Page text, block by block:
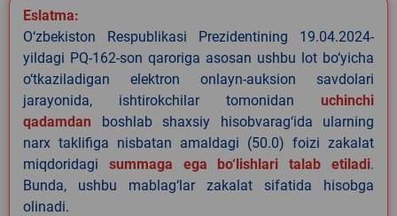
Eslatma:
O‘zbekiston Respublikasi Prezidentining 19.04.2024-
yildagi PQ-162-son qaroriga asosan ushbu lot bo‘yicha
o‘tkaziladigan elektron onlayn-auksion savdolari
jarayonida, ishtirokchilar tomonidan uchinchi
qadamdan boshlab shaxsiy hisobvarag‘ida ularning
narx taklifiga nisbatan amaldagi (50.0) foizi zakalat
miqdoridagi summaga ega bo‘lishlari talab etiladi.
Bunda, ushbu mablag‘lar zakalat sifatida hisobga
olinadi.